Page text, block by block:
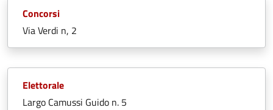
Concorsi
Via Verdi n, 2
Elettorale
Largo Camussi Guido n. 5